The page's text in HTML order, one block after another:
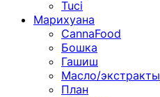
Tuci
Марихуана
CannaFood
Бошка
Гашиш
Масло/экстракты
План